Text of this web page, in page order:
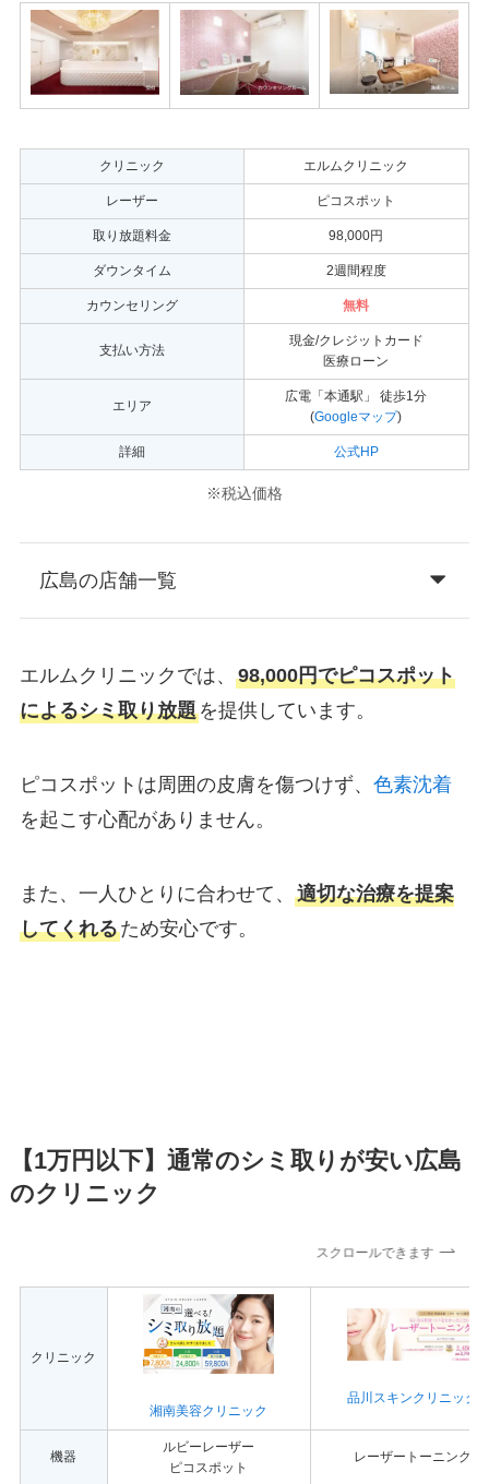
クリニック エルムクリニック
レーザー ピコスポット
取り放題料金 98,000円
ダウンタイム 2週間程度
カウンセリング 無料
支払い方法
現金/クレジットカード
医療ローン
エリア
広電「本通駅」 徒歩1分
(Googleマップ)
詳細 公式HP
※税込価格
広島の店舗一覧
エルムクリニックでは、 98,000円でピコスポット
によるシミ取り放題を提供しています。
ピコスポットは周囲の皮膚を傷つけず、 色素沈着
を起こす心配がありません。
また、一人ひとりに合わせて、 適切な治療を提案
してくれるため安心です。
【1万円以下】通常のシミ取りが安い広島
のクリニック
スクロールできます
クリニック
湘南美容クリニック
品川スキンクリニック
機器
ルビーレーザー
ピコスポット
レーザートーニング